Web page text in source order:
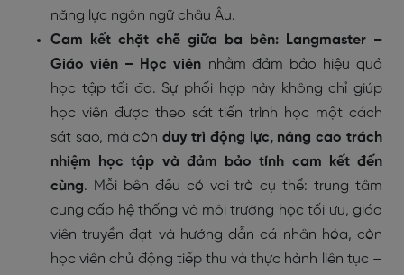
năng lực ngôn ngữ châu Âu.
Cam kết chặt chẽ giữa ba bên: Langmaster –
Giáo viên – Học viên nhằm đảm bảo hiệu quả
học tập tối đa. Sự phối hợp này không chỉ giúp
học viên được theo sát tiến trình học một cách
sát sao, mà cònduy trì động lực, nâng cao trách
nhiệm học tập và đảm bảo tính cam kết đến
cùng. Mỗi bên đều có vai trò cụ thể: trung tâm
cung cấp hệ thống và môi trường học tối ưu, giáo
viên truyền đạt và hướng dẫn cá nhân hóa, còn
học viên chủ động tiếp thu và thực hành liên tục –